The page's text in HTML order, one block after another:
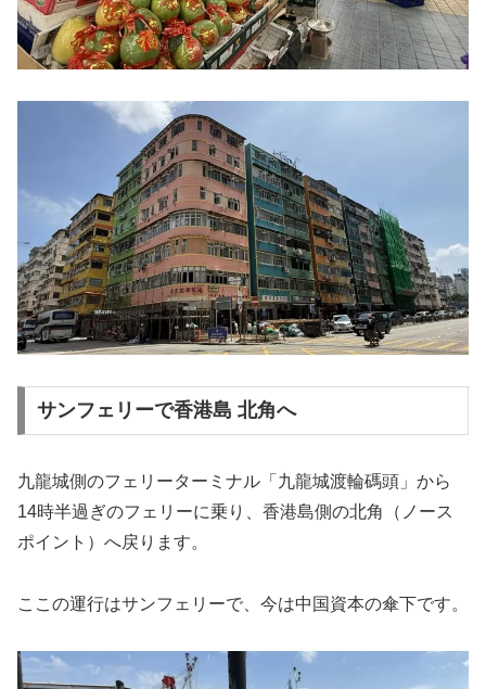
サンフェリーで香港島 北角へ
九龍城側のフェリーターミナル「九龍城渡輪碼頭」から
14時半過ぎのフェリーに乗り、香港島側の北角（ノース
ポイント）へ戻ります。
ここの運行はサンフェリーで、今は中国資本の傘下です。